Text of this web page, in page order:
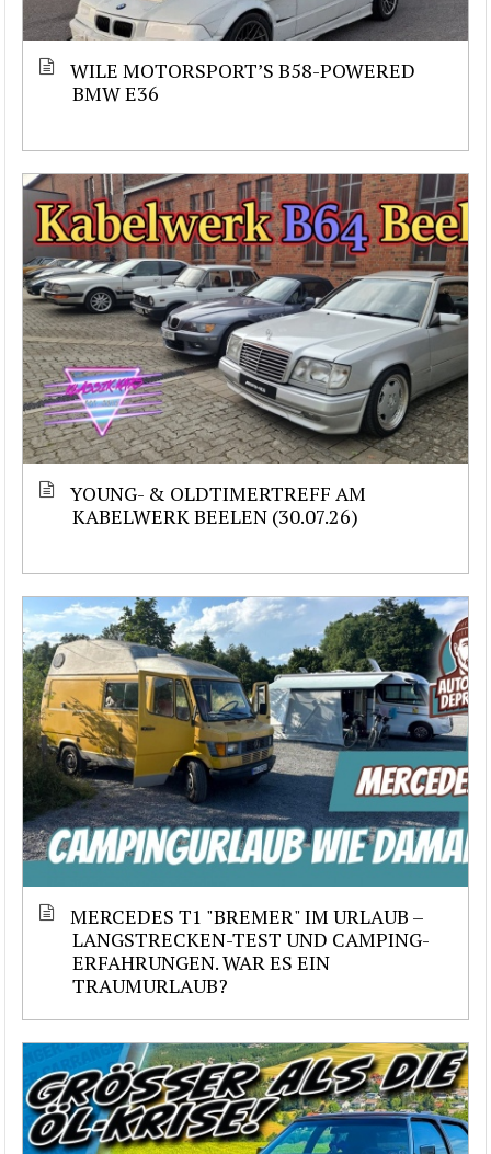
WILE MOTORSPORT’S B58-POWERED
BMW E36
YOUNG- & OLDTIMERTREFF AM
KABELWERK BEELEN (30.07.26)
MERCEDES T1 "BREMER" IM URLAUB –
LANGSTRECKEN-TEST UND CAMPING-
ERFAHRUNGEN. WAR ES EIN
TRAUMURLAUB?